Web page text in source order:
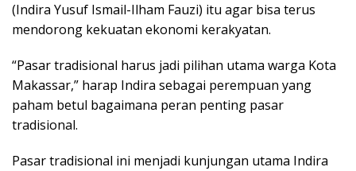
(Indira Yusuf Ismail-Ilham Fauzi) itu agar bisa terus
mendorong kekuatan ekonomi kerakyatan.
“Pasar tradisional harus jadi pilihan utama warga Kota
Makassar,” harap Indira sebagai perempuan yang
paham betul bagaimana peran penting pasar
tradisional.
Pasar tradisional ini menjadi kunjungan utama Indira